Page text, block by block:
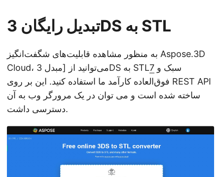
تبدیل رایگان 3DS به STL
به منظور مشاهده قابلیت‌های شگفت‌انگیز Aspose.3D
Cloud، می‌توانید از [مبدل 3DS به STL7
فوق‌العاده کارآمد ما استفاده کنید. این بر روی REST API
ساخته شده است و می توان در یک مرورگر وب به آن
دسترسی داشت.